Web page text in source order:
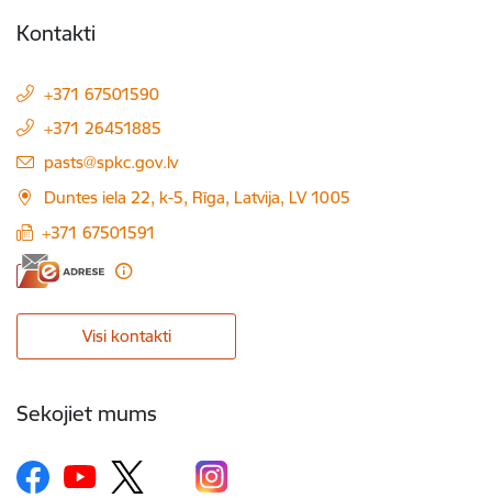
Kontakti
+371 67501590
+371 26451885
E-pasts:
pasts@spkc.gov.lv
Duntes iela 22, k-5, Rīga, Latvija, LV 1005
+371 67501591
Visi kontakti
Sekojiet mums